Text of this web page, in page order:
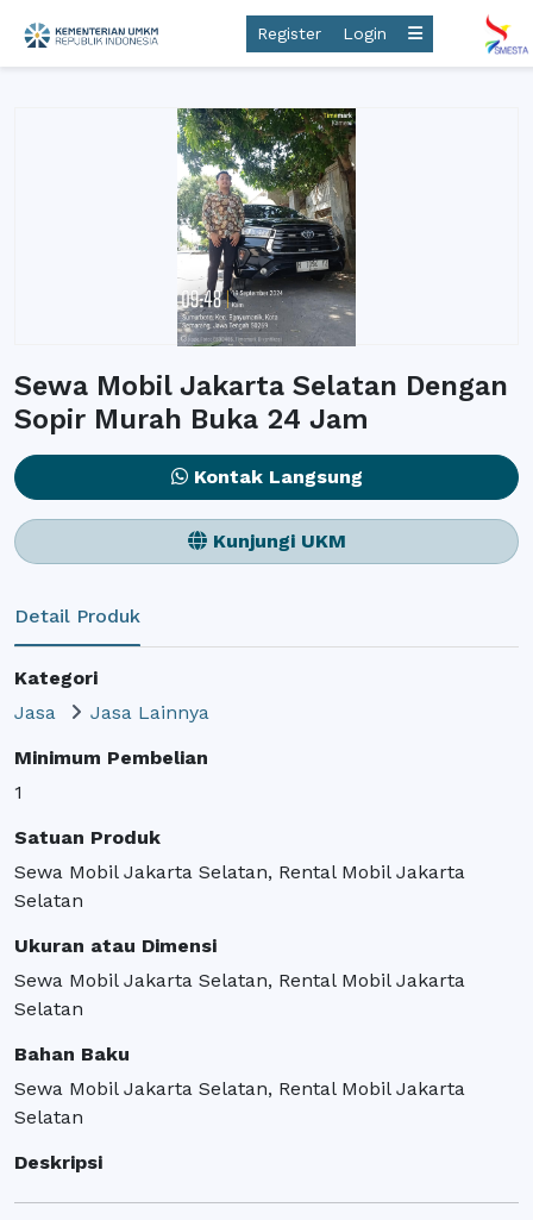
Register Login
Sewa Mobil Jakarta Selatan Dengan
Sopir Murah Buka 24 Jam
Kontak Langsung
Kunjungi UKM
Detail Produk
Kategori
Jasa
Jasa Lainnya
Minimum Pembelian
1
Satuan Produk
Sewa Mobil Jakarta Selatan, Rental Mobil Jakarta
Selatan
Ukuran atau Dimensi
Sewa Mobil Jakarta Selatan, Rental Mobil Jakarta
Selatan
Bahan Baku
Sewa Mobil Jakarta Selatan, Rental Mobil Jakarta
Selatan
Deskripsi